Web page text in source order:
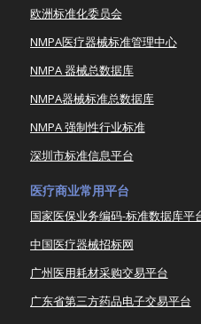
欧洲标准化委员会
NMPA医疗器械标准管理中心
NMPA 器械总数据库
NMPA器械标准总数据库
NMPA 强制性行业标准
深圳市标准信息平台
医疗商业常用平台
国家医保业务编码-标准数据库平
中国医疗器械招标网
广州医用耗材采购交易平台
广东省第三方药品电子交易平台